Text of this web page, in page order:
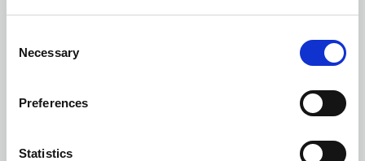
Selection
Necessary
Preferences
Statistics